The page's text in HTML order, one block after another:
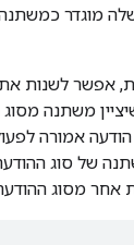
מוגדר כמשתנה
אפשר לשנות
משתנה
אמורה
של סוג
אחר מסוג